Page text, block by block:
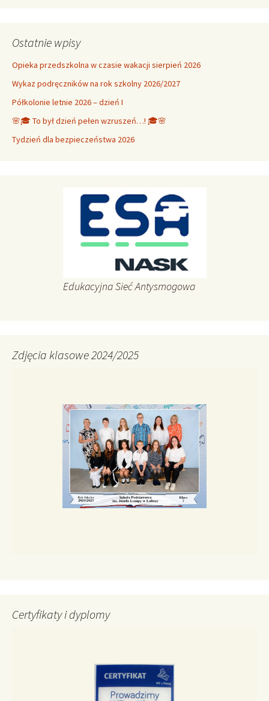
Ostatnie wpisy
Opieka przedszkolna w czasie wakacji sierpień 2026
Wykaz podręczników na rok szkolny 2026/2027
Półkolonie letnie 2026 – dzień I
🌸🎓 To był dzień pełen wzruszeń…! 🎓🌸
Tydzień dla bezpieczeństwa 2026
Edukacyjna Sieć Antysmogowa
Zdjęcia klasowe 2024/2025
Certyfikaty i dyplomy